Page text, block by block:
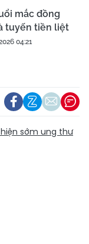
mắc đồng
tuyến tiền liệt
04:21
sớm ung thư